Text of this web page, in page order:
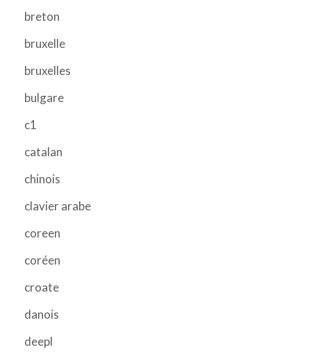
breton
bruxelle
bruxelles
bulgare
c1
catalan
chinois
clavier arabe
coreen
coréen
croate
danois
deepl